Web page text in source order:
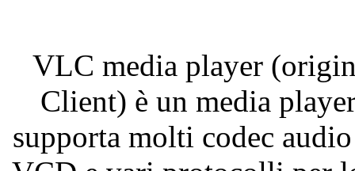
VLC media player (
Client) è un media
supporta molti codec